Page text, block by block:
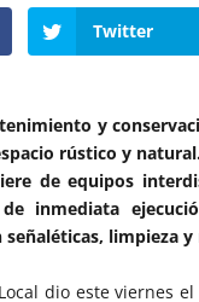
Twitter
y
rústico y
de equipos
de inmediata
limpieza
dio este viernes